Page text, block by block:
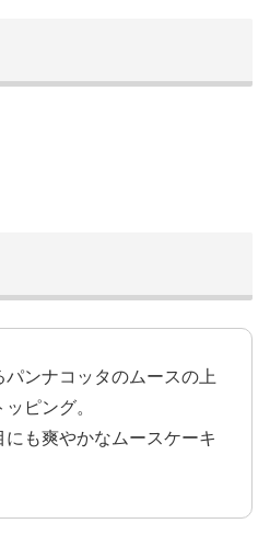
ンナコッタのムースの上
ピング。
も爽やかなムースケーキ